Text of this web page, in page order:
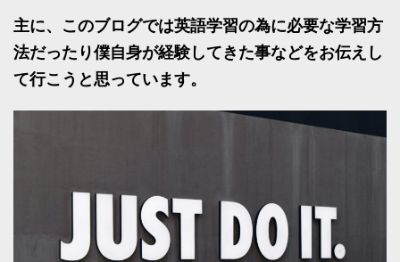
主に、このブログでは英語学習の為に必要な学習方
法だったり僕自身が経験してきた事などをお伝えし
て行こうと思っています。